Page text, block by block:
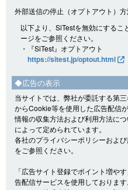
外部送信の停止（オプトアウト）方
以下より、SiTestを無効にする
ージをご参照ください。
・『SiTest』オプトアウト
https://sitest.jp/optout.html
◆広告の表示
当サイトでは、弊社が委託する第
からCookie等を使用した広告配信
情報の収集方法および利用方法に
によって定められています。
各社のプライバシーポリシーおよ
をご参照ください。
「広告サイト登録でポイント増や
告配信サービスを使用しておりま